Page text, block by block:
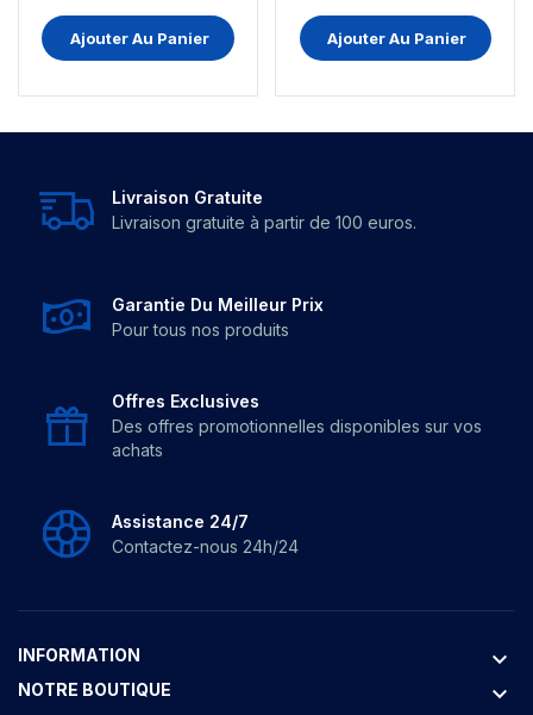
Ajouter Au Panier Ajouter Au Panier
Livraison Gratuite
Livraison gratuite à partir de 100 euros.
Garantie Du Meilleur Prix
Pour tous nos produits
Offres Exclusives
Des offres promotionnelles disponibles sur vos
achats
Assistance 24/7
Contactez-nous 24h/24
INFORMATION keyboard_arrow_down
NOTRE BOUTIQUE keyboard_arrow_down